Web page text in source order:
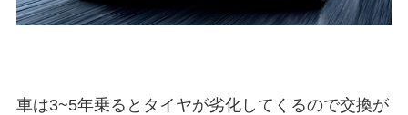
車は3~5年乗るとタイヤが劣化してくるので交換が